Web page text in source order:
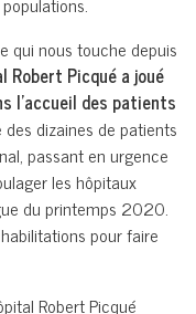
qui nous touche depuis
Robert Picqué a joué
l’accueil des patients
dizaines de patients
passant en urgence
les hôpitaux
du printemps 2020.
pour faire
Robert Picqué